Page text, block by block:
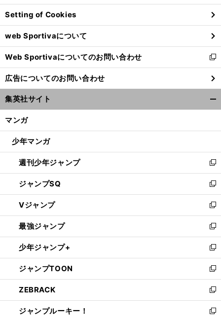
ン
ド
ウ
で
開
く
Setting of Cookies
web Sportivaについて
Web Sportivaについてのお問い合わせ
新
し
い
ウ
ィ
ン
ウ
開
く
広告についてのお問い合わせ
集英社サイト
マンガ
少年マンガ
週刊少年ジャンプ
新
し
い
ウ
ィ
ン
ド
ウ
で
開
く
ジャンプSQ
新
し
い
ウ
ィ
ン
ド
ウ
で
開
く
Vジャンプ
新
し
い
ウ
ィ
ン
ド
ウ
で
開
く
最強ジャンプ
新
し
い
ウ
ィ
ン
ド
ウ
で
少年ジャンプ+
新
し
い
ウ
ィ
ン
ド
ジャンプTOON
新
し
い
ウ
ィ
ZEBRACK
新
し
い
ジャンプルーキー！
新